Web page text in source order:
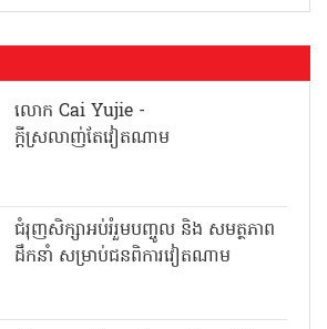
លោក Cai Yujie -
ក្តីស្រលាញ់តែវៀតណាម
ជំរុញសិក្សាអប់រំរួមបញ្ចូល និង សមត្ថភាព
ដឹកនាំ សម្រាប់ជនពិការវៀតណាម